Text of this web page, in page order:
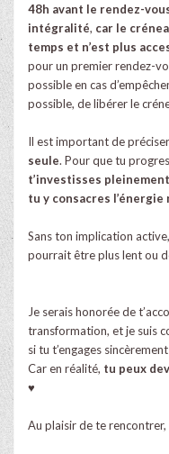
48h avant le rendez-
intégralité, car le
temps et n’est plus
pour un premier rendez-
possible en cas
possible, de libérer le
Il est important de
seule. Pour que tu
t’investisses
tu y consacres l’énergie
Sans ton implication
pourrait être plus lent ou
Je serais honorée de
transformation, et je suis
si tu t’engages
Car en réalité, tu peux
♥
Au plaisir de te rencontrer,